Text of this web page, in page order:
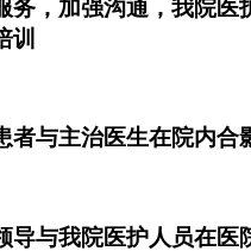
务，加强沟通，我院医
训
者与主治医生在院内合
导与我院医护人员在医